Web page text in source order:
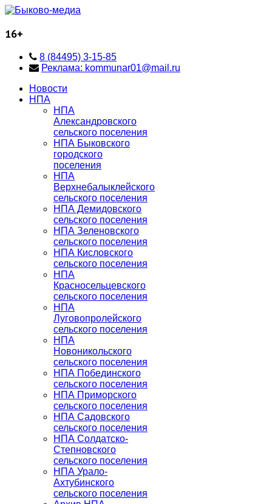
16+
8 (84495) 3-15-85
Реклама: kommunar01@mail.ru
Новости
НПА
НПА
Александровского
сельского поселения
НПА Быковского
городского
поселения
НПА
Верхнебалыклейского
сельского поселения
НПА Демидовского
сельского поселения
НПА Зеленовского
сельского поселения
НПА Кисловского
сельского поселения
НПА
Красносельцевского
сельского поселения
НПА
Луговопролейского
сельского поселения
НПА
Новоникольского
сельского поселения
НПА Побединского
сельского поселения
НПА Приморского
сельского поселения
НПА Садовского
сельского поселения
НПА Солдатско-
Степновского
сельского поселения
НПА Урало-
Ахтубинского
сельского поселения